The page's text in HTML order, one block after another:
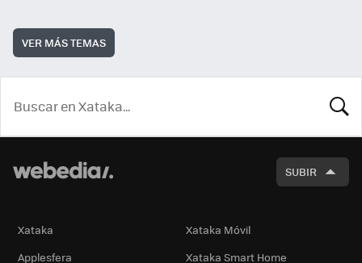
VER MÁS TEMAS
SUBIR
Xataka
Xataka Móvil
Applesfera
Xataka Smart Home